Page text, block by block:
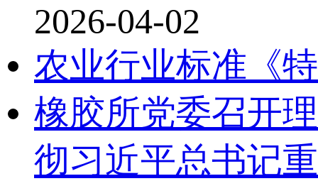
2026-04-02
农业行业标准《
橡胶所党委召开
彻习近平总书记